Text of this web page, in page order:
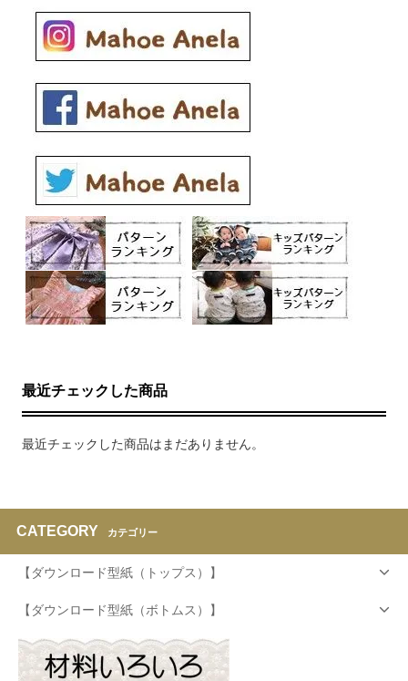
最近チェックした商品
最近チェックした商品はまだありません。
CATEGORY カテゴリー
【ダウンロード型紙（トップス）】
【ダウンロード型紙（ボトムス）】